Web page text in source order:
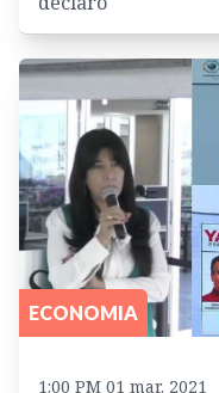
ECONOMIA
1:00 PM 01 mar. 2021